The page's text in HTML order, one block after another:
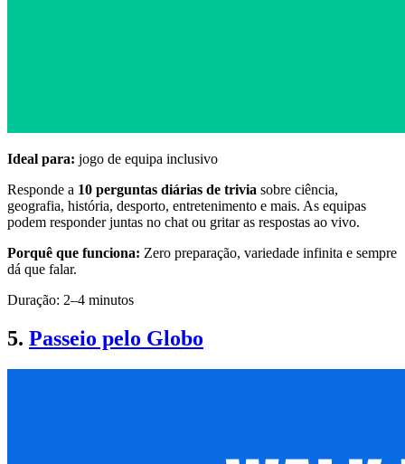
Ideal para: jogo de equipa inclusivo
Responde a 10 perguntas diárias de trivia sobre ciência,
geografia, história, desporto, entretenimento e mais. As equipas
podem responder juntas no chat ou gritar as respostas ao vivo.
Porquê que funciona: Zero preparação, variedade infinita e sempre
dá que falar.
Duração: 2–4 minutos
5. Passeio pelo Globo